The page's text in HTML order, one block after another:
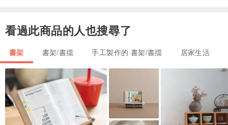
* 室內花盆架
* 雜誌架
* 平板收納架
* 書籍收納
收納盒採用前低後高設計，方便展示植物，也更容易澆水及取放植
看過此商品的人也搜尋了
書架 書架/書擋 手工製作的 書架/書擋 居家生活